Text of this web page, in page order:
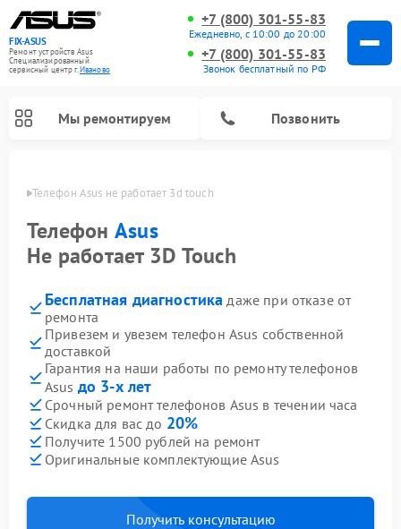
FIX-ASUS
Ремонт устройств Asus
Специализированный
cервисный центр г.Иваново
+7 (800) 301-55-83
Ежедневно, с 10:00 до 20:00
+7 (800) 301-55-83
Звонок бесплатный по РФ
Мы ремонтируем Позвонить
Телефон Asus не работает 3d touch
Телефон Asus
Не работает 3D Touch
Бесплатная диагностика даже при отказе от
ремонта
Привезем и увезем телефон Asus собственной
доставкой
Гарантия на наши работы по ремонту телефонов
Asus до 3-х лет
Срочный ремонт телефонов Asus в течении часа
Скидка для вас до 20%
Получите 1500 рублей на ремонт
Оригинальные комплектующие Asus
Получить консультацию